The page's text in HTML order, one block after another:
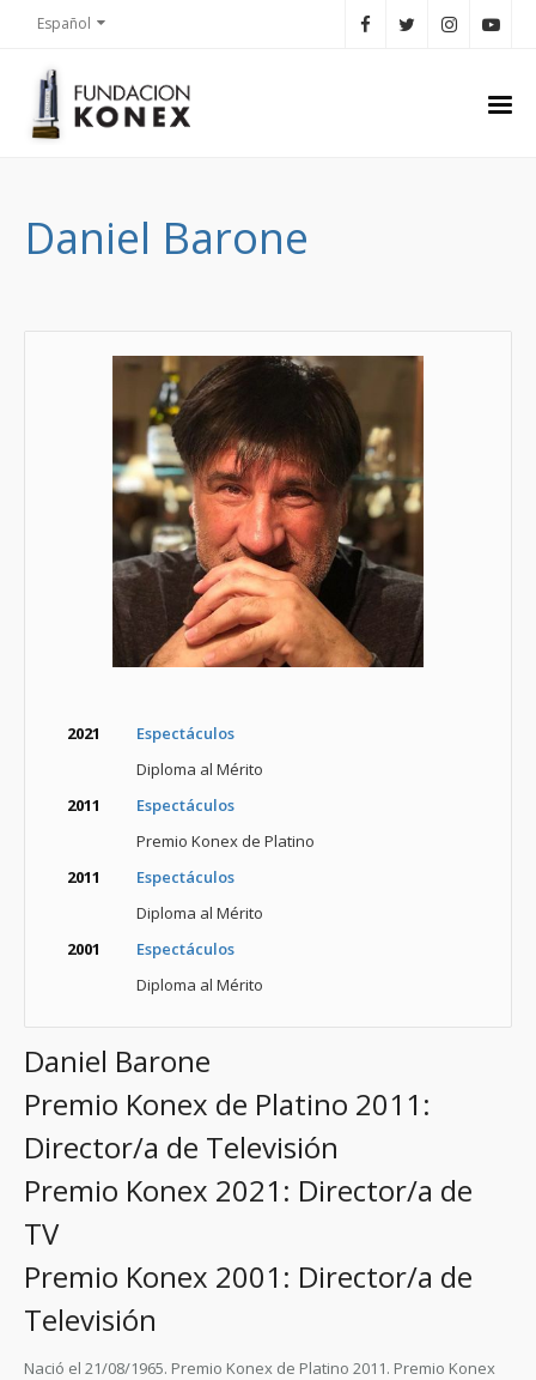
Español
Daniel Barone
2021
Espectáculos
Diploma al Mérito
2011
Espectáculos
Premio Konex de Platino
2011
Espectáculos
Diploma al Mérito
2001
Espectáculos
Diploma al Mérito
Daniel Barone
Premio Konex de Platino 2011:
Director/a de Televisión
Premio Konex 2021: Director/a de
TV
Premio Konex 2001: Director/a de
Televisión
Nació el 21/08/1965. Premio Konex de Platino 2011. Premio Konex